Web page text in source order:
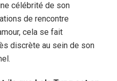
célébrité de son
de rencontre
cela se fait
discrète au sein de son